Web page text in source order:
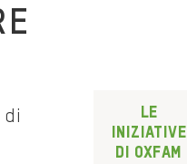
di
Le
iniziative
di Oxfam